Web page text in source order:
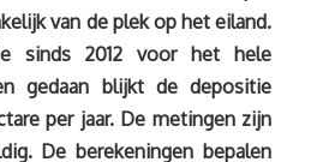
van de plek op het eiland.
sinds 2012 voor het hele
gedaan blijkt de depositie
per jaar. De metingen zijn
De berekeningen bepalen